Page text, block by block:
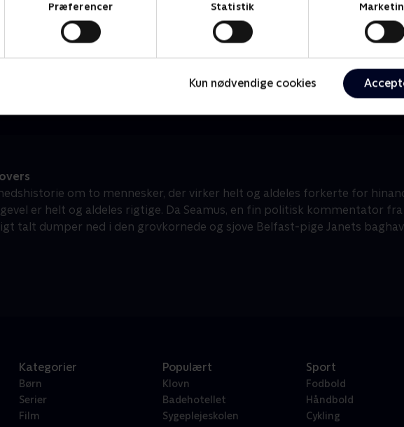
Præferencer Statistik
Kun nødvendige cookies
Kollegiet
Drama • 1 sæsoner
om to mennesker, der virker helt og aldeles forkerte for
er helt og aldeles rigtige. Da Seamus, en fin politisk kommentator
talt dumper ned i den grovkornede og sjove Belfast-pige Janets
Kategorier
Børn
Serier
Film
Populært
Klovn
Badehotellet
Sygeplejeskolen
Sport
Fodbold
Håndbold
Cykling